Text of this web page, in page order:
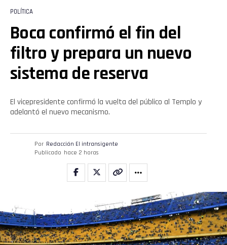
POLÍTICA
Boca confirmó el fin del
filtro y prepara un nuevo
sistema de reserva
El vicepresidente confirmó la vuelta del público al Templo y
adelantó el nuevo mecanismo.
Por Redacción El intransigente
Publicado hace 2 horas